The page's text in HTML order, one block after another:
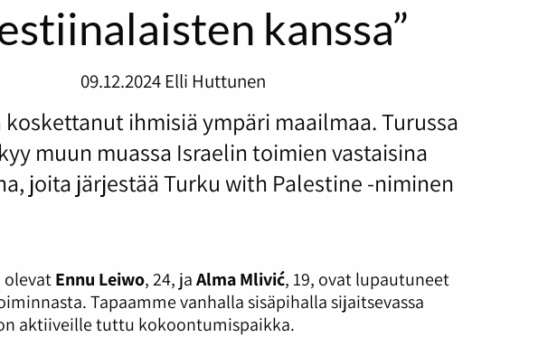
kanssa”
09.12.2024 Elli Huttunen
koskettanut ihmisiä ympäri maailmaa. Turussa
muun muassa Israelin toimien vastaisina
joita järjestää Turku with Palestine -niminen
olevatEnnu Leiwo, 24, jaAlma Mlivić, 19, ovat lupautuneet
Tapaamme vanhalla sisäpihalla sijaitsevassa
aktiiveille tuttu kokoontumispaikka.